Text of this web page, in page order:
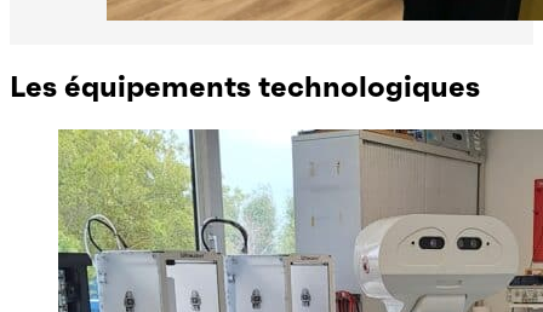
Les équipements technologiques